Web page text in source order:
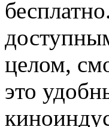
целом,
это